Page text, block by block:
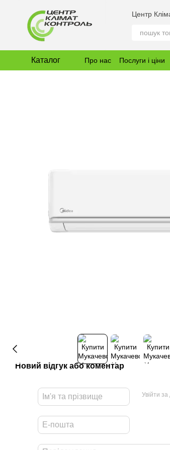
Центр
Каталог Про нас Послуги і ціни
Новий відгук або коментар
Увійти